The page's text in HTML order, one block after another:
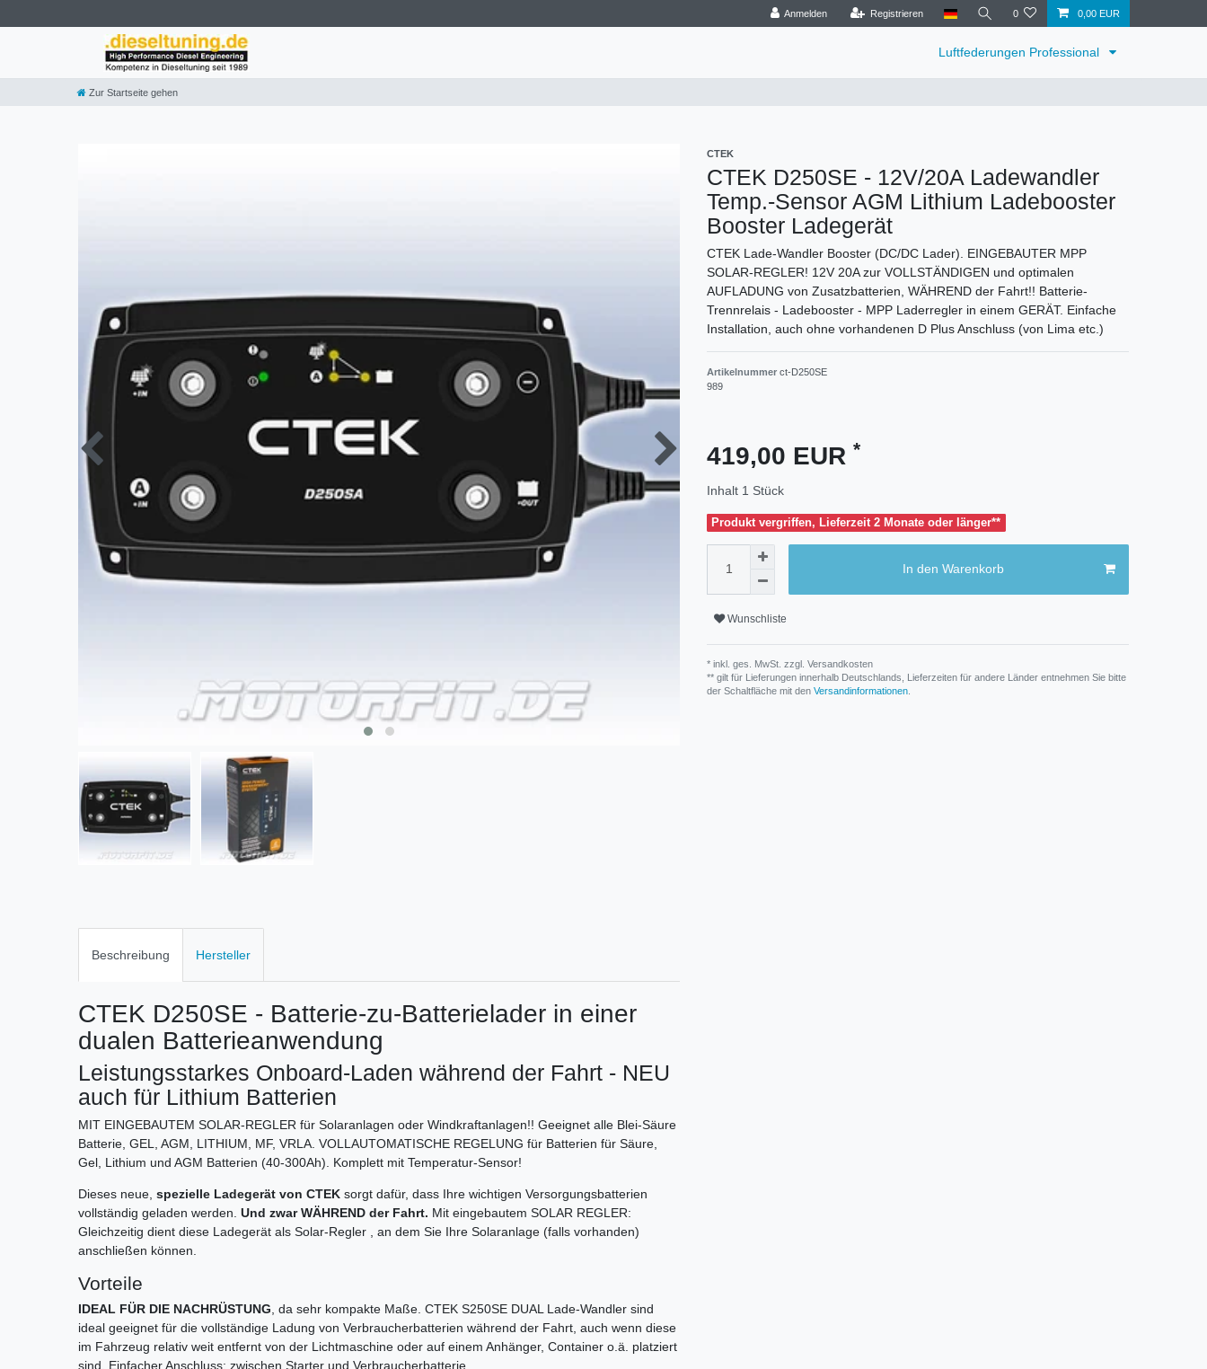
Anmelden Registrieren 0 0,00 EUR
Luftfederungen Professional
Zur Startseite gehen
CTEK
CTEK D250SE - 12V/20A Ladewandler
Temp.-Sensor AGM Lithium Ladebooster
Booster Ladegerät
CTEK Lade-Wandler Booster (DC/DC Lader). EINGEBAUTER MPP
SOLAR-REGLER! 12V 20A zur VOLLSTÄNDIGEN und optimalen
AUFLADUNG von Zusatzbatterien, WÄHREND der Fahrt!! Batterie-
Trennrelais - Ladebooster - MPP Laderregler in einem GERÄT. Einfache
Installation, auch ohne vorhandenen D Plus Anschluss (von Lima etc.)
Artikelnummer ct-D250SE
989
419,00 EUR *
Inhalt 1 Stück
Produkt vergriffen, Lieferzeit 2 Monate oder länger**
In den Warenkorb
Wunschliste
* inkl. ges. MwSt. zzgl. Versandkosten
** gilt für Lieferungen innerhalb Deutschlands, Lieferzeiten für andere Länder entnehmen Sie bitte
der Schaltfläche mit den Versandinformationen
Beschreibung Hersteller
CTEK D250SE - Batterie-zu-Batterielader in einer
dualen Batterieanwendung
Leistungsstarkes Onboard-Laden während der Fahrt - NEU
auch für Lithium Batterien
MIT EINGEBAUTEM SOLAR-REGLER für Solaranlagen oder Windkraftanlagen!! Geeignet alle Blei-Säure
Batterie, GEL, AGM, LITHIUM, MF, VRLA. VOLLAUTOMATISCHE REGELUNG für Batterien für Säure,
Gel, Lithium und AGM Batterien (40-300Ah). Komplett mit Temperatur-Sensor!
Dieses neue, spezielle Ladegerät von CTEK sorgt dafür, dass Ihre wichtigen Versorgungsbatterien
vollständig geladen werden. Und zwar WÄHREND der Fahrt. Mit eingebautem SOLAR REGLER:
Gleichzeitig dient diese Ladegerät als Solar-Regler , an dem Sie Ihre Solaranlage (falls vorhanden)
anschließen können.
Vorteile
IDEAL FÜR DIE NACHRÜSTUNG , da sehr kompakte Maße. CTEK S250SE DUAL Lade-Wandler sind
ideal geeignet für die vollständige Ladung von Verbraucherbatterien während der Fahrt, auch wenn diese
im Fahrzeug relativ weit entfernt von der Lichtmaschine oder auf einem Anhänger, Container o.ä. platziert
sind. Einfacher Anschluss: zwischen Starter und Verbraucherbatterie